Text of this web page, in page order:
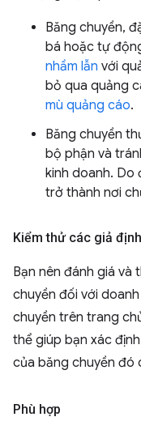
Băng chuyền,
bá hoặc tự
nhầm lẫn với
bỏ qua quảng
mù quảng cáo.
Băng chuyền
bộ phận và
kinh doanh. Do
trở thành nơi
Kiểm thử các giả
Bạn nên đánh giá và
chuyền đối với
chuyền trên trang
thể giúp bạn xác
của băng chuyền đó
Phù hợp